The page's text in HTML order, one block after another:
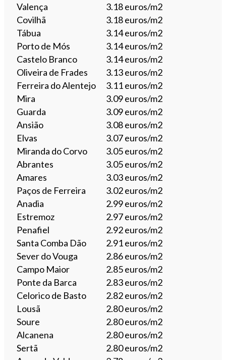
Valença
3.18 euros/m2
Covilhã
3.18 euros/m2
Tábua
3.14 euros/m2
Porto de Mós
3.14 euros/m2
Castelo Branco
3.14 euros/m2
Oliveira de Frades
3.13 euros/m2
Ferreira do Alentejo
3.11 euros/m2
Mira
3.09 euros/m2
Guarda
3.09 euros/m2
Ansião
3.08 euros/m2
Elvas
3.07 euros/m2
Miranda do Corvo
3.05 euros/m2
Abrantes
3.05 euros/m2
Amares
3.03 euros/m2
Paços de Ferreira
3.02 euros/m2
Anadia
2.99 euros/m2
Estremoz
2.97 euros/m2
Penafiel
2.92 euros/m2
Santa Comba Dão
2.91 euros/m2
Sever do Vouga
2.86 euros/m2
Campo Maior
2.85 euros/m2
Ponte da Barca
2.83 euros/m2
Celorico de Basto
2.82 euros/m2
Lousã
2.80 euros/m2
Soure
2.80 euros/m2
Alcanena
2.80 euros/m2
Sertã
2.80 euros/m2